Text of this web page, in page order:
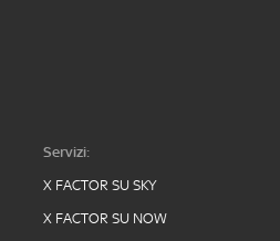
Servizi:
X FACTOR SU SKY
X FACTOR SU NOW